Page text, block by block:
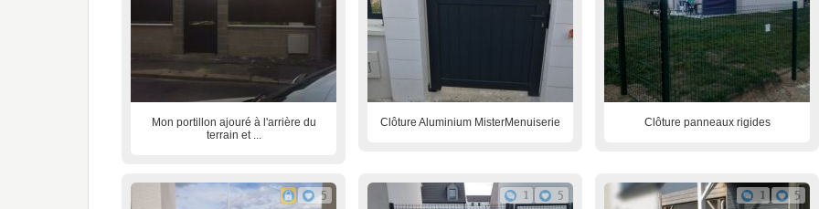
Mon portillon ajouré à l'arrière du
terrain et ...
Clôture Aluminium MisterMenuiserie Clôture panneaux rigides
5 1 5 1 5